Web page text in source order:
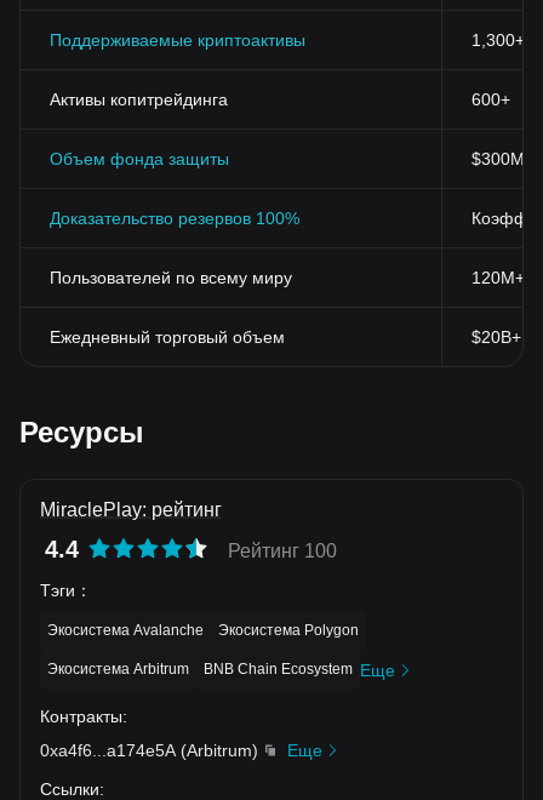
Поддерживаемые криптоактивы 1,300+
Активы копитрейдинга 600+
Объем фонда защиты $300M+
Доказательство резервов 100%
Пользователей по всему миру 120M+
Ежедневный торговый объем $20B+
Ресурсы
MiraclePlay: рейтинг
4.4 Рейтинг 100
Тэги ：
Экосистема Avalanche Экосистема Polygon
Экосистема Arbitrum BNB Chain Ecosystem Еще
Контракты:
0xa4f6
a174e5A (Arbitrum)
Еще
Ссылки: